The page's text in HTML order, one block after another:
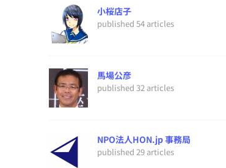
小桜店子
published 54 articles
馬場公彦
published 32 articles
NPO法人HON.jp 事務局
published 29 articles